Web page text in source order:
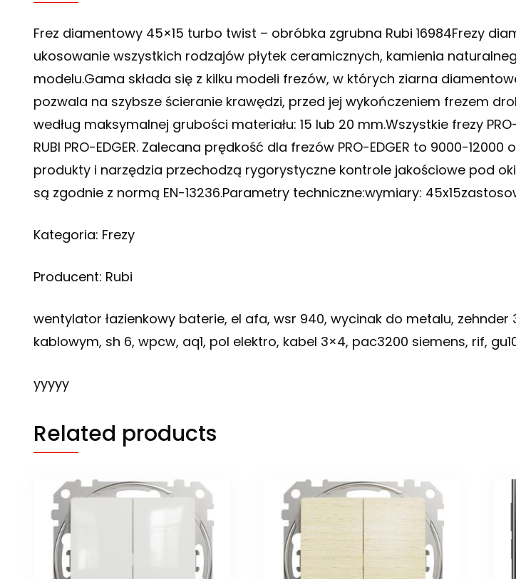
Frez diamentowy 45×15 turbo twist – obróbka zgrubna Rubi 16984Frezy
ukosowanie wszystkich rodzajów płytek ceramicznych, kamienia
modelu.Gama składa się z kilku modeli frezów, w których ziarna
pozwala na szybsze ścieranie krawędzi, przed jej wykończeniem frezem
według maksymalnej grubości materiału: 15 lub 20 mm.Wszystkie frezy
RUBI PRO-EDGER. Zalecana prędkość dla frezów PRO-EDGER to 9000-
produkty i narzędzia przechodzą rygorystyczne kontrole jakościowe pod
są zgodnie z normą EN-13236.Parametry techniczne:wymiary:
Kategoria: Frezy
Producent: Rubi
wentylator łazienkowy baterie, el afa, wsr 940, wycinak do metalu, zehnder
kablowym, sh 6, wpcw, aq1, pol elektro, kabel 3×4, pac3200 siemens, rif,
yyyyy
Related products